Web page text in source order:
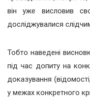
він уже висловив
досліджувалися
Тобто наведені
під час допиту на
доказування
у межах конкретного